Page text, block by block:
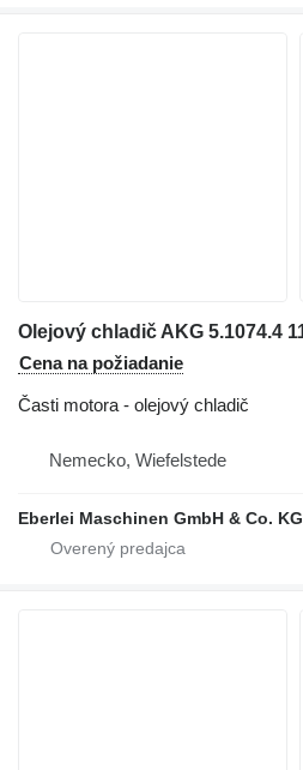
Cena na požiadanie
Časti motora - olejový chladič
Nemecko, Wiefelstede
Eberlei Maschinen GmbH & Co. KG